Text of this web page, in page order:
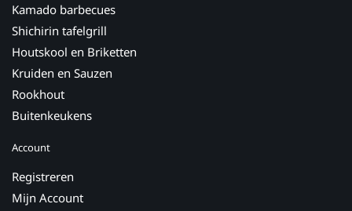
Kamado barbecues
Shichirin tafelgrill
Houtskool en Briketten
Kruiden en Sauzen
Rookhout
Buitenkeukens
Account
Registreren
Mijn Account